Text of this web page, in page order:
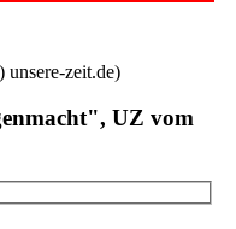
zeit.de)
UZ vom